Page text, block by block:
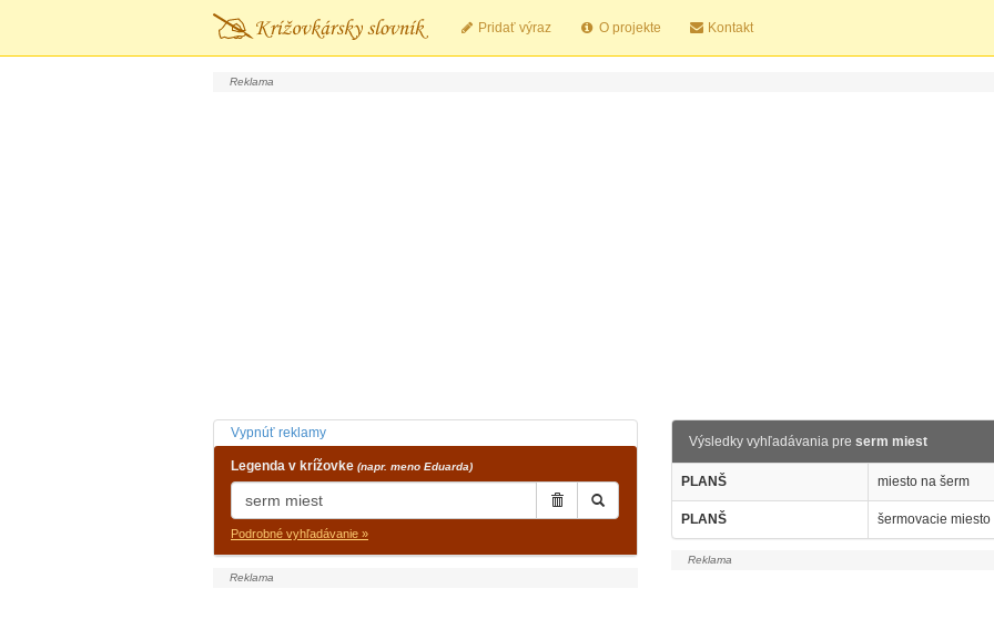
Pridať výraz O projekte Kontakt
Vypnúť reklamy
Legenda v krížovke (napr. meno Eduarda)
Podrobné vyhľadávanie »
Výsledky vyhľadávania pre serm miest
PLANŠ miesto na šerm
PLANŠ šermovacie miesto